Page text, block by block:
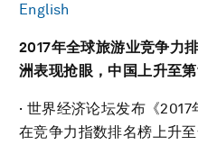
English
2017年全球旅游业竞争力
洲表现抢眼，中国上升至第
· 世界经济论坛发布《
在竞争力指数排名榜上升